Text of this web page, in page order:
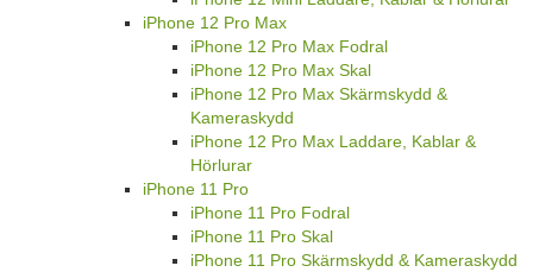
iPhone 12 Pro Max
iPhone 12 Pro Max Fodral
iPhone 12 Pro Max Skal
iPhone 12 Pro Max Skärmskydd &
Kameraskydd
iPhone 12 Pro Max Laddare, Kablar &
Hörlurar
iPhone 11 Pro
iPhone 11 Pro Fodral
iPhone 11 Pro Skal
iPhone 11 Pro Skärmskydd & Kameraskydd